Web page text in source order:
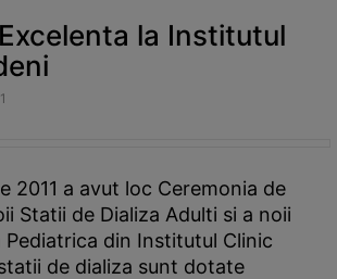
la Institutul
2011 a avut loc Ceremonia de
Statii de Dializa Adulti si a noii
Pediatrica din Institutul Clinic
de dializa sunt dotate